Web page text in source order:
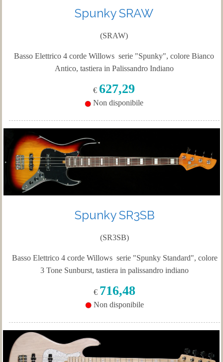
Spunky SRAW
(SRAW)
Basso Elettrico 4 corde Willows serie "Spunky", colore Bianco
Antico, tastiera in Palissandro Indiano
€ 627,29
Non disponibile
Spunky SR3SB
(SR3SB)
Basso Elettrico 4 corde Willows serie "Spunky Standard", colore
3 Tone Sunburst, tastiera in palissandro indiano
€ 716,48
Non disponibile